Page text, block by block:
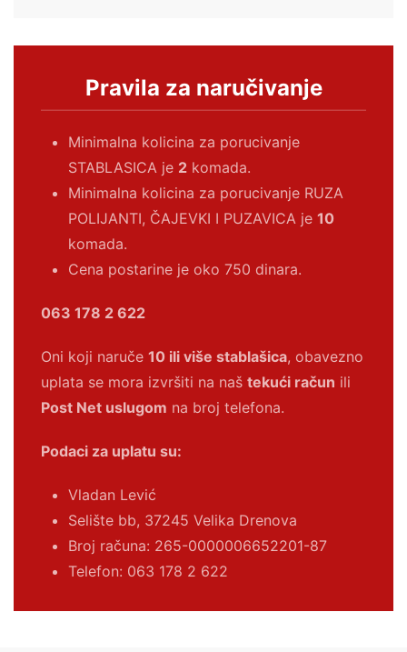
Pravila za naručivanje
Minimalna kolicina za porucivanje
STABLASICA je 2 komada.
Minimalna kolicina za porucivanje RUZA
POLIJANTI, ČAJEVKI I PUZAVICA je 10
komada.
Cena postarine je oko 750 dinara.
063 178 2 622
Oni koji naruče 10 ili više stablašica, obavezno
uplata se mora izvršiti na naš tekući račun ili
Post Net uslugom na broj telefona.
Podaci za uplatu su:
Vladan Lević
Selište bb, 37245 Velika Drenova
Broj računa: 265-0000006652201-87
Telefon: 063 178 2 622